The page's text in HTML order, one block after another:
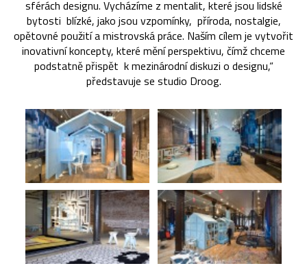
sférách designu. Vycházíme z mentalit, které jsou lidské
bytosti blízké, jako jsou vzpomínky, příroda, nostalgie,
opětovné použití a mistrovská práce. Naším cílem je vytvořit
inovativní koncepty, které mění perspektivu, čímž chceme
podstatně přispět k mezinárodní diskuzi o designu,“
představuje se studio Droog.